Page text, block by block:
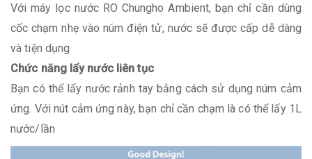
Với máy lọc nước RO Chungho Ambient, bạn chỉ cần dùng
cốc chạm nhẹ vào núm điện tử, nước sẽ được cấp dễ dàng
và tiện dụng
Chức năng lấy nước liên tục
Bạn có thể lấy nước rảnh tay bằng cách sử dụng núm cảm
ứng. Với nút cảm ứng này, bạn chỉ cần chạm là có thể lấy 1L
nước/lần